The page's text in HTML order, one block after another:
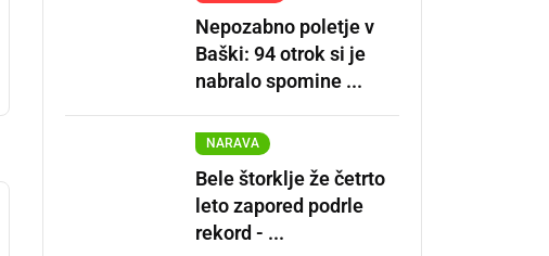
Nepozabno poletje v
Baški: 94 otrok si je
nabralo spomine ...
NARAVA
Bele štorklje že četrto
leto zapored podrle
rekord - ...